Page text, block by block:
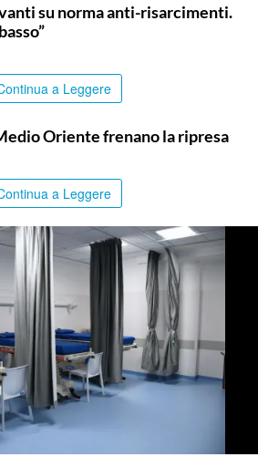
su norma anti-risarcimenti.
a Leggere
Oriente frenano la ripresa
a Leggere